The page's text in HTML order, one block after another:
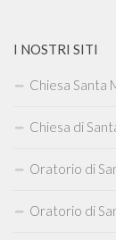
I NOSTRI SITI
Chiesa Santa
Chiesa di
Oratorio di
Oratorio di